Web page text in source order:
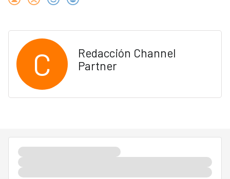
C
Redacción Channel
Partner